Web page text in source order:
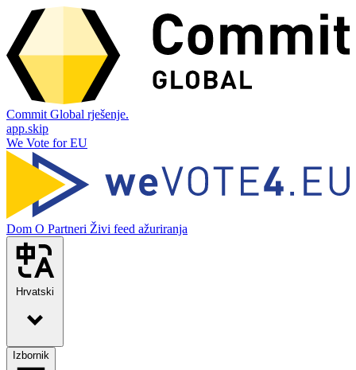
Commit Global rješenje.
app.skip
We Vote for EU
Dom O Partneri Živi feed ažuriranja
Hrvatski
Izbornik